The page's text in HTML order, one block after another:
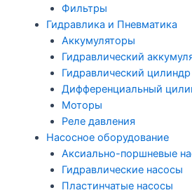
Фильтры
Гидравлика и Пневматика
Аккумуляторы
Гидравлический
Гидравлический цилиндр
Дифференциальный
Моторы
Реле давления
Насосное оборудование
Аксиально-поршневые
Гидравлические насосы
Пластинчатые насосы